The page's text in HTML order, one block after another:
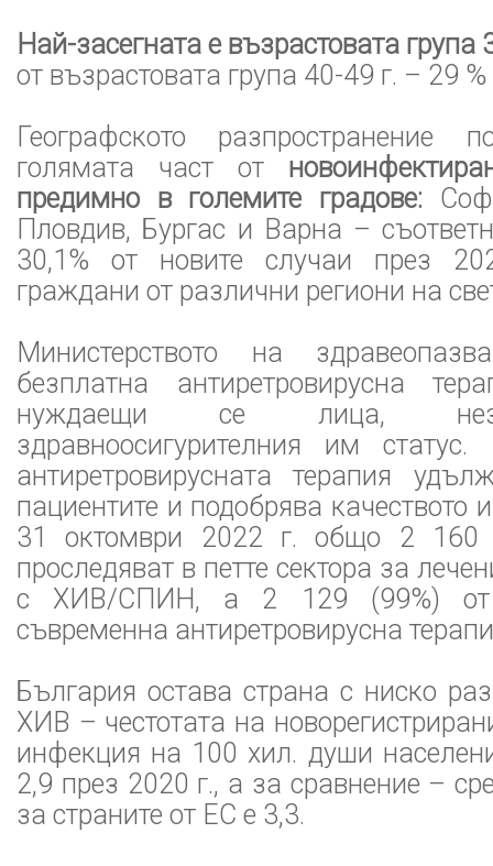
Най-засегната е възрастовата група
от възрастовата група 40-49 г. – 29
Географското разпространение
голямата част от
предимно в големите градове:
Пловдив, Бургас и Варна –
30,1% от новите случаи през
граждани от различни региони на
Министерството на
безплатна антиретровирусна
нуждаещи се лица,
здравноосигурителния им
антиретровирусната терапия
пациентите и подобрява
31 октомври 2022 г. общо 2
проследяват в петте сектора за
с ХИВ/СПИН, а 2 129 (99%) от
съвременна антиретровирусна
България остава страна с ниско
ХИВ – честотата на
инфекция на 100 хил. души
2,9 през 2020 г., а зa сравнение –
за страните от ЕС е 3,3.